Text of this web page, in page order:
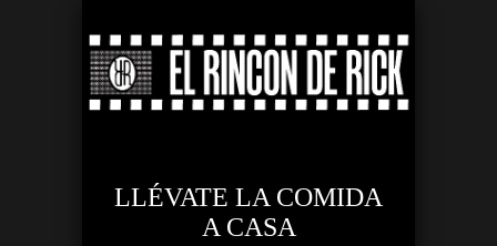
LLÉVATE LA COMIDA
A CASA